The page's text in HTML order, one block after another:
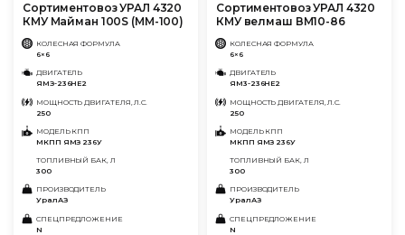
Сортиментовоз УРАЛ 4320
КМУ Майман 100S (ММ-100)
КОЛЕСНАЯ ФОРМУЛА
6×6
ДВИГАТЕЛЬ
ЯМЗ-236НЕ2
МОЩНОСТЬ ДВИГАТЕЛЯ, Л.С.
250
МОДЕЛЬ КПП
МКПП ЯМЗ 236У
ТОПЛИВНЫЙ БАК, Л
300
ПРОИЗВОДИТЕЛЬ
УралАЗ
СПЕЦПРЕДЛОЖЕНИЕ
N
Сортиментовоз УРАЛ 4320
КМУ велмаш ВМ10-86
КОЛЕСНАЯ ФОРМУЛА
6×6
ДВИГАТЕЛЬ
ЯМ3-236НЕ2
МОЩНОСТЬ ДВИГАТЕЛЯ, Л.С.
250
МОДЕЛЬ КПП
МКПП ЯМЗ 236У
ТОПЛИВНЫЙ БАК, Л
300
ПРОИЗВОДИТЕЛЬ
УралАЗ
СПЕЦПРЕДЛОЖЕНИЕ
N